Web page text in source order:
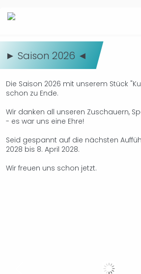
► Saison 2026 ◄
Die Saison 2026 mit unserem Stück
schon zu Ende.
Wir danken all unseren Zuschauern,
- es war uns eine Ehre!
Seid gespannt auf die nächsten
2028 bis 8. April 2028.
​​​​​​​Wir freuen uns schon jetzt.